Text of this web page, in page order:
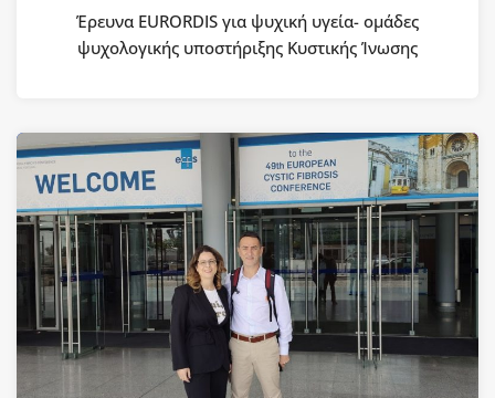
Έρευνα EURORDIS για ψυχική υγεία- ομάδες
ψυχολογικής υποστήριξης Κυστικής Ίνωσης